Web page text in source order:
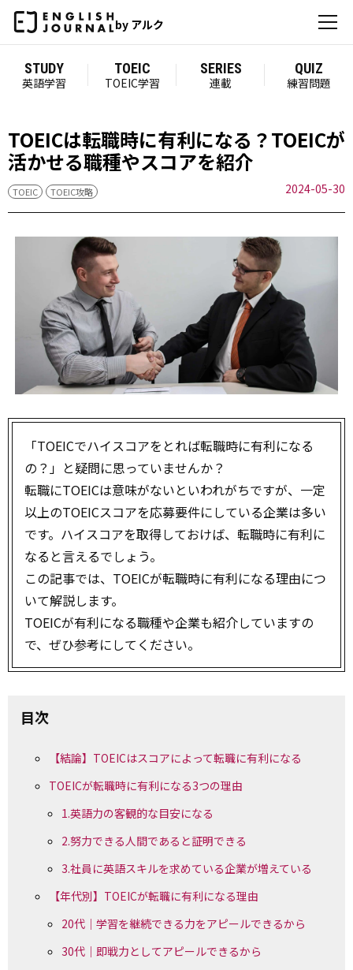
by アルク
STUDY
英語学習
TOEIC
TOEIC学習
SERIES
連載
QUIZ
練習問題
TOEICは転職時に有利になる？TOEICが
活かせる職種やスコアを紹介
TOEIC TOEIC攻略 2024-05-30
「TOEICでハイスコアをとれば転職時に有利になる
の？」と疑問に思っていませんか？
転職にTOEICは意味がないといわれがちですが、一定
以上のTOEICスコアを応募要件にしている企業は多い
です。ハイスコアを取得しておけば、転職時に有利に
なると言えるでしょう。
この記事では、TOEICが転職時に有利になる理由につ
いて解説します。
TOEICが有利になる職種や企業も紹介していますの
で、ぜひ参考にしてください。
目次
【結論】TOEICはスコアによって転職に有利になる
TOEICが転職時に有利になる3つの理由
1.英語力の客観的な目安になる
2.努力できる人間であると証明できる
3.社員に英語スキルを求めている企業が増えている
【年代別】TOEICが転職に有利になる理由
20代｜学習を継続できる力をアピールできるから
30代｜即戦力としてアピールできるから